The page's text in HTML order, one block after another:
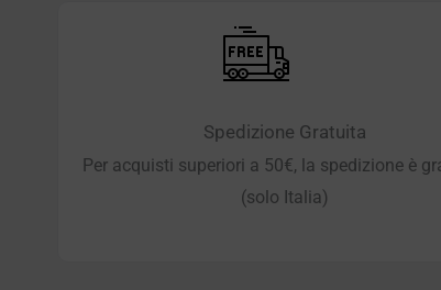
Spedizione Gratuita
Per acquisti superiori a 50€, la spedizione è
(solo Italia)